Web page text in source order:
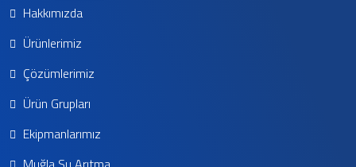
Hakkımızda
Ürünlerimiz
Çözümlerimiz
Ürün Grupları
Ekipmanlarımız